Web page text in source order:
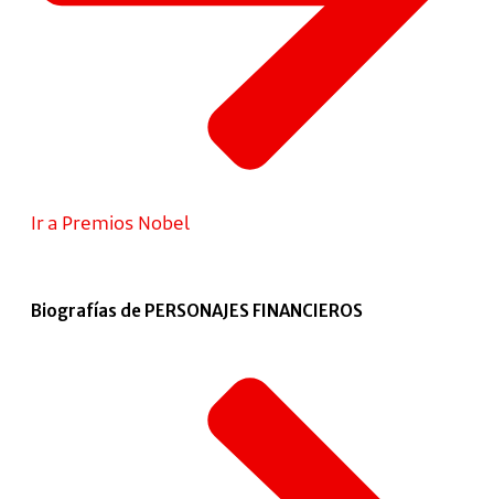
Ir a Premios Nobel
Biografías de PERSONAJES FINANCIEROS